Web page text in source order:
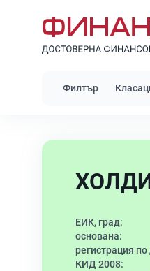
Филтър
ЕИК, град:
основана:
регистрация
КИД 2008: